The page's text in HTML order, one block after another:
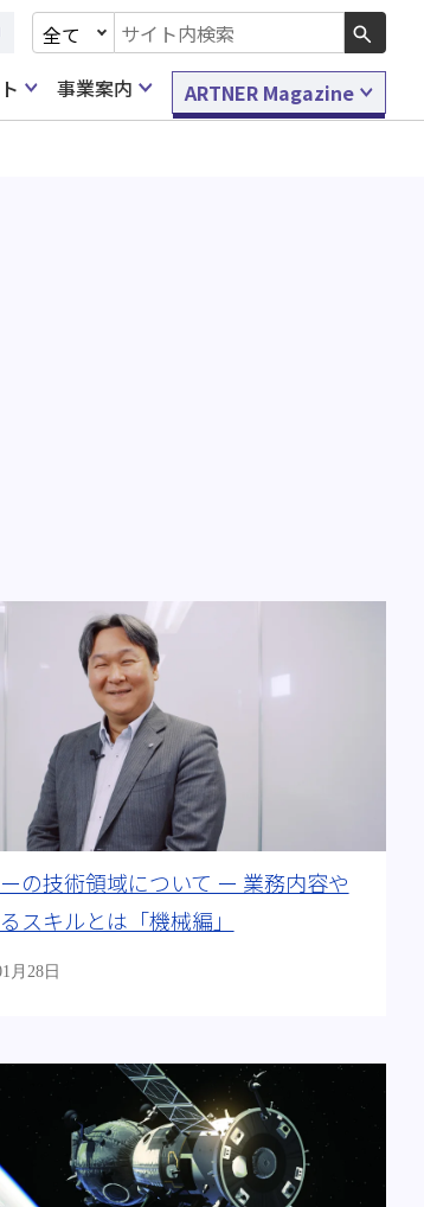
文書種別を選択
検索キーワード入力
事業案内 ARTNER Magazine
の技術領域について ー 業務内容や
スキルとは「機械編」
月28日